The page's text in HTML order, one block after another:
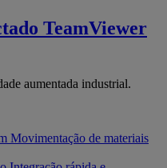
TeamViewer
aumentada industrial.
Movimentação de materiais